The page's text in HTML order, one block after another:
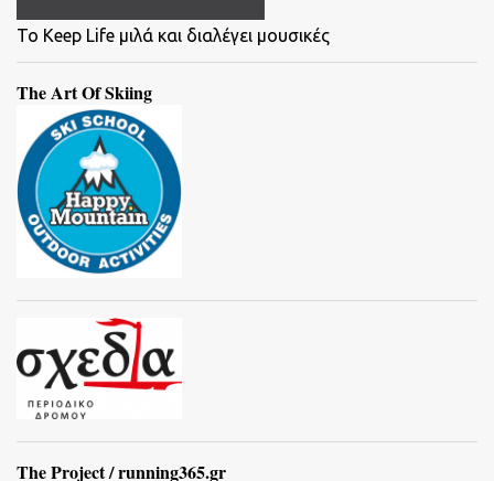
To Keep Life μιλά και διαλέγει μουσικές
The Art Of Skiing
The Project / running365.gr